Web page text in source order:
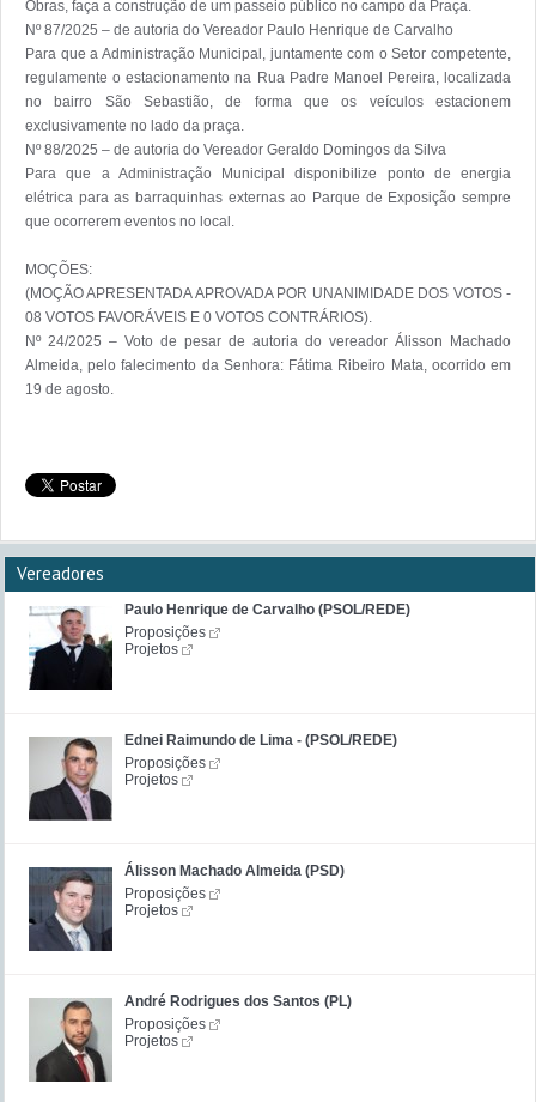
Obras, faça a construção de um passeio público no campo da Praça.
Nº 87/2025 – de autoria do Vereador Paulo Henrique de Carvalho
Para que a Administração Municipal, juntamente com o Setor competente,
regulamente o estacionamento na Rua Padre Manoel Pereira, localizada
no bairro São Sebastião, de forma que os veículos estacionem
exclusivamente no lado da praça.
Nº 88/2025 – de autoria do Vereador Geraldo Domingos da Silva
Para que a Administração Municipal disponibilize ponto de energia
elétrica para as barraquinhas externas ao Parque de Exposição sempre
que ocorrerem eventos no local.
MOÇÕES:
(MOÇÃO APRESENTADA APROVADA POR UNANIMIDADE DOS VOTOS -
08 VOTOS FAVORÁVEIS E 0 VOTOS CONTRÁRIOS).
Nº 24/2025 – Voto de pesar de autoria do vereador Álisson Machado
Almeida, pelo falecimento da Senhora: Fátima Ribeiro Mata, ocorrido em
Vereadores
Paulo Henrique de Carvalho (PSOL/REDE)
Proposições
Projetos
Ednei Raimundo de Lima - (PSOL/REDE)
Proposições
Projetos
Álisson Machado Almeida (PSD)
Proposições
Projetos
André Rodrigues dos Santos (PL)
Proposições
Projetos